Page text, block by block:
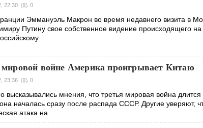
22:30 0
Эммануэль Макрон во время недавнего визита в
Путину свое собственное видение происходящего
мировой войне Америка проигрывает Китаю
23:36 0
высказывались мнения, что третья мировая война
началась сразу после распада СССР. Другие уверяют,
атака на